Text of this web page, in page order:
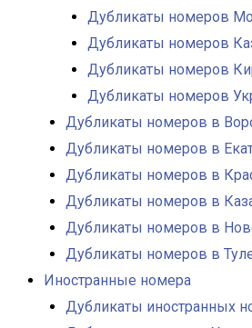
Дубликаты номеров
Дубликаты номеров
Дубликаты номеров
Дубликаты номеров
Дубликаты номеров в
Дубликаты номеров в
Дубликаты номеров в
Дубликаты номеров в
Дубликаты номеров в
Дубликаты номеров в
Иностранные номера
Дубликаты иностранных